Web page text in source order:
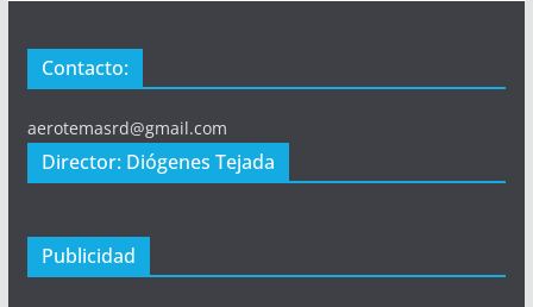
Contacto:
aerotemasrd@gmail.com
Director: Diógenes Tejada
Publicidad